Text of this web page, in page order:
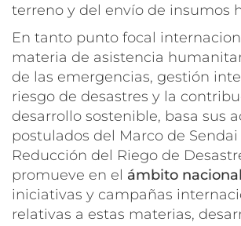
terreno y del envío de insumos
En tanto punto focal
materia de asistencia
de las emergencias, gestión
riesgo de desastres y la
desarrollo sostenible, basa sus
postulados del Marco de Sendai
Reducción del Riego de
promueve en el ámbito nacional
iniciativas y campañas
relativas a estas materias,